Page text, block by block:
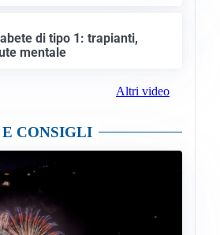
di tipo 1: trapianti,
mentale
Altri video
CONSIGLI